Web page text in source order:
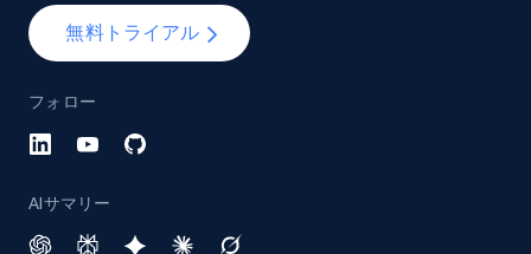
keyword
URL, Title, Rating, Reviews, Initial price, Final
988+
無料トライアル
フォロー
AIサマリー